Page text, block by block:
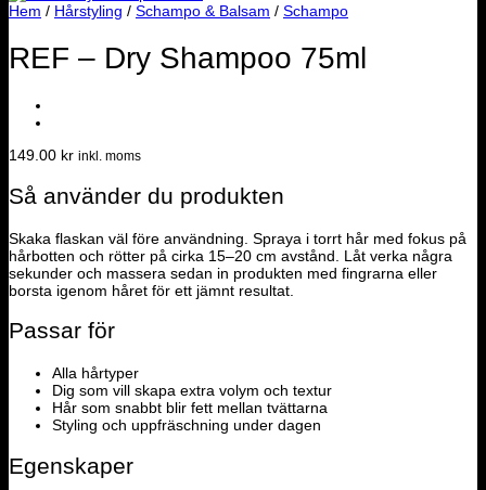
Hem / Hårstyling / Schampo & Balsam / Schampo
REF – Dry Shampoo 75ml
149.00 kr inkl. moms
Så använder du produkten
Skaka flaskan väl före användning. Spraya i torrt hår med fokus på
hårbotten och rötter på cirka 15–20 cm avstånd. Låt verka några
sekunder och massera sedan in produkten med fingrarna eller
borsta igenom håret för ett jämnt resultat.
Passar för
Alla hårtyper
Dig som vill skapa extra volym och textur
Hår som snabbt blir fett mellan tvättarna
Styling och uppfräschning under dagen
Egenskaper